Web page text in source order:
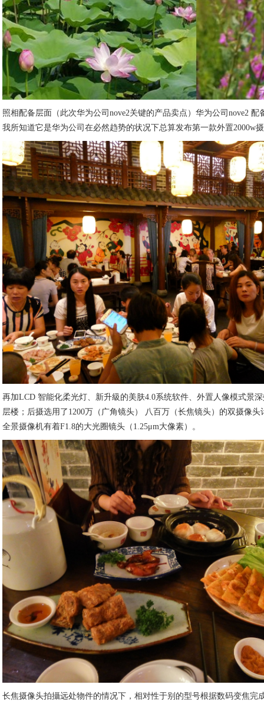
照相配备层面（此次华为公司nove2关键的产品卖点）华为公司nove2
我所知道它是华为公司在必然趋势的状况下总算发布第一款外置2000w
再加LCD 智能化柔光灯、新升級的美肤4.0系统软件、外置人像模式景
层楼；后摄选用了1200万（广角镜头） 八百万（长焦镜头）的双摄像
全景摄像机有着F1.8的大光圈镜头（1.25μm大像素）。
长焦摄像头拍攝远处物件的情况下，相对性于别的型号根据数码变焦完